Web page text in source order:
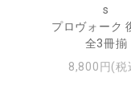
s
プロヴォーク
全3冊揃
8,800円(税